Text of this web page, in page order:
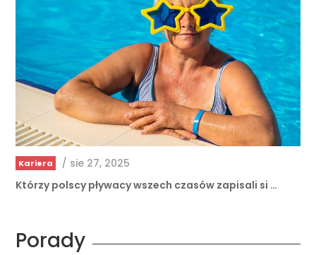
Kariera / sie 27, 2025
Którzy polscy pływacy wszech czasów zapisali si …
Porady